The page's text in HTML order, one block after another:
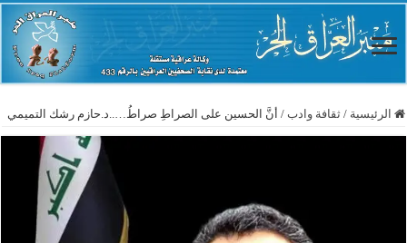
الرئيسية / ثقافة وادب / أنَّ الحسين على الصراطِ صراطُ…..د.حازم رشك التميمي